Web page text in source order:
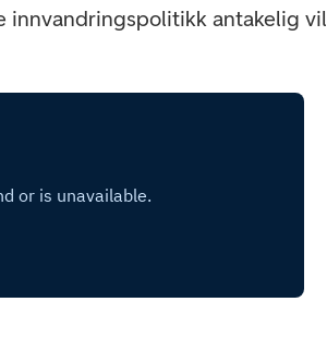
innvandringspolitikk antakelig vil